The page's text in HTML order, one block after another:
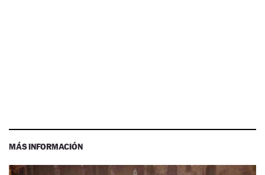
MÁS INFORMACIÓN